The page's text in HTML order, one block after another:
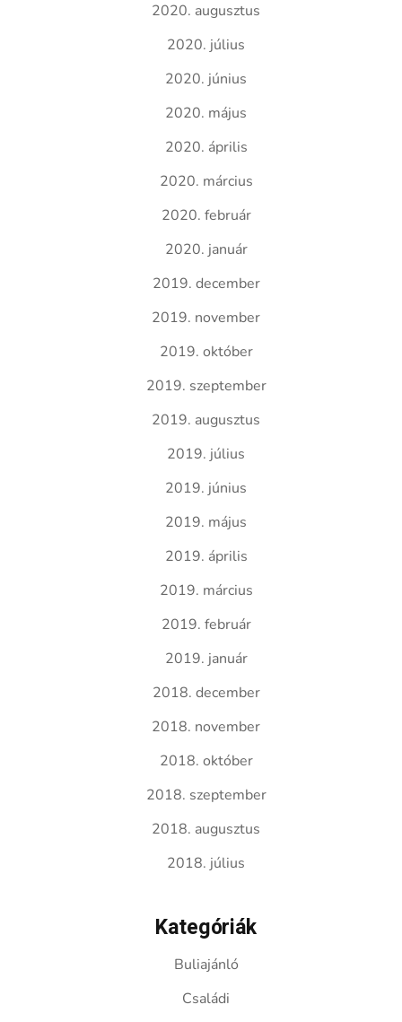
2020. augusztus
2020. július
2020. június
2020. május
2020. április
2020. március
2020. február
2020. január
2019. december
2019. november
2019. október
2019. szeptember
2019. augusztus
2019. július
2019. június
2019. május
2019. április
2019. március
2019. február
2019. január
2018. december
2018. november
2018. október
2018. szeptember
2018. augusztus
2018. július
Kategóriák
Buliajánló
Családi